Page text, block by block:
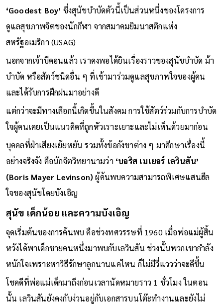
‘Goodest Boy’ ซึ่งสุนัขบำบัดตัวนี้เป็นส่วนหนึ่งของโครงการ
ดูแลสุขภาพจิตของนักกีฬา จากสมาคมยิมนาสติกแห่ง
สหรัฐอเมริกา (USAG)
นอกจากเจ้าบีคอนแล้ว เราคงพอได้ยินเรื่องราวของสุนัขบำบัด ม้า
บำบัด หรือสัตว์ชนิดอื่น ๆ ที่เข้ามาร่วมดูแลสุขภาพใจของผู้คน
และได้รับการฝึกฝนมาอย่างดี
แต่กว่าจะมีทางเลือกนี้เกิดขึ้นในสังคม การใช้สัตว์ร่วมกับการบำบัด
ใจผู้คนเคยเป็นแนวคิดที่ถูกหัวเราะเยาะและไม่เห็นด้วยมาก่อน
บุคคลที่ฝ่าเสียงเย้ยหยัน รวมทั้งข้อกังขาต่าง ๆ มาศึกษาเรื่องนี้
อย่างจริงจัง คือนักจิตวิทยานามว่า ‘บอริส เมเยอร์ เลวินสัน’
(Boris Mayer Levinson)ผู้ค้นพบความสามารถพิเศษแสนฮีล
ใจของสุนัขโดยบังเอิญ
สุนัข เด็กน้อย และความบังเอิญ
จุดเริ่มต้นของการค้นพบ คือช่วงทศวรรษที่ 1960 เมื่อพ่อแม่ผู้สิ้น
หวังได้พาเด็กชายคนหนึ่งมาพบกับเลวินสัน ช่วงนั้นพวกเขากำลัง
หนักใจเพราะหาวิธีรักษาลูกนานแค่ไหน ก็ไม่มีวี่แววว่าจะดีขึ้น
โชคดีที่พ่อแม่เด็กมาถึงก่อนเวลานัดหมายราว 1 ชั่วโมง ในตอน
นั้น เลวินสันยังคงกับง่วนอยู่กับเอกสารบนโต๊ะทำงานและยังไม่